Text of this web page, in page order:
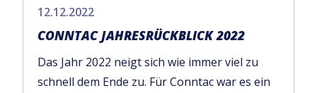
12.12.2022
CONNTAC JAHRESRÜCKBLICK 2022
Das Jahr 2022 neigt sich wie immer viel zu
schnell dem Ende zu. Für Conntac war es ein